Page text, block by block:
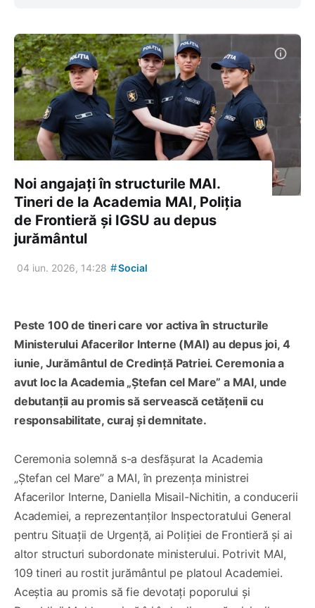
Noi angajați în structurile MAI.
Tineri de la Academia MAI, Poliția
de Frontieră și IGSU au depus
jurământul
04 iun. 2026, 14:28 #Social
Peste 100 de tineri care vor activa în structurile
Ministerului Afacerilor Interne (MAI) au depus joi, 4
iunie, Jurământul de Credință Patriei. Ceremonia a
avut loc la Academia „Ștefan cel Mare” a MAI, unde
debutanții au promis să servească cetățenii cu
responsabilitate, curaj și demnitate.
Ceremonia solemnă s-a desfășurat la Academia
„Ștefan cel Mare” a MAI, în prezența ministrei
Afacerilor Interne, Daniella Misail-Nichitin, a conducerii
Academiei, a reprezentanților Inspectoratului General
pentru Situații de Urgență, ai Poliției de Frontieră și ai
altor structuri subordonate ministerului. Potrivit MAI,
109 tineri au rostit jurământul pe platoul Academiei.
Aceștia au promis să fie devotați poporului și